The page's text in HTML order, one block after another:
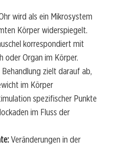
wird als ein Mikrosystem
Körper widerspiegelt.
korrespondiert mit
oder Organ im Körper.
Behandlung zielt darauf ab,
im Körper
spezifischer Punkte
im Fluss der
Veränderungen in der